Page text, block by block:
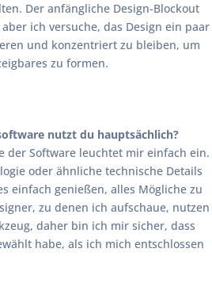
Der anfängliche Design-Blockout
ich versuche, das Design ein paar
und konzentriert zu bleiben, um
zu formen.
nutzt du hauptsächlich?
der Software leuchtet mir einfach ein.
oder ähnliche technische Details
einfach genießen, alles Mögliche zu
zu denen ich aufschaue, nutzen
daher bin ich mir sicher, dass
habe, als ich mich entschlossen